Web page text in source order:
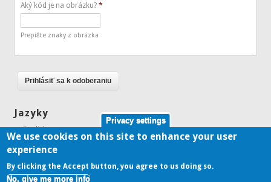
Aký kód je na obrázku?*
Prepíšte znaky z obrázka
Jazyky
English
Slovenčina
Copyright © 2026,
Privacy settings
We use cookies on this site to enhance your user
experience
By clicking the Accept button, you agree to us doing so.
No, give me more info